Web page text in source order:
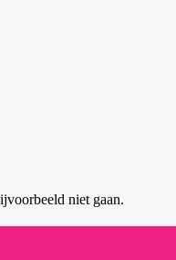
niet gaan.